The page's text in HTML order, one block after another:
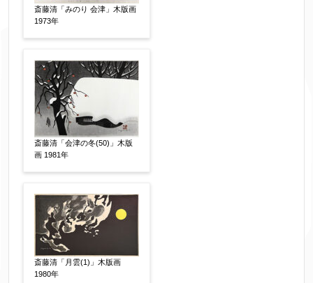
日本画
油彩画
素描
その他
絵の画面サイズ
体裁 【任意】
額装
その他
斎藤清「みのり 会津」木版画
1973年
斎藤清「会津の冬(50)」木版
画 1981年
斎藤清「月雲(1)」木版画
1980年